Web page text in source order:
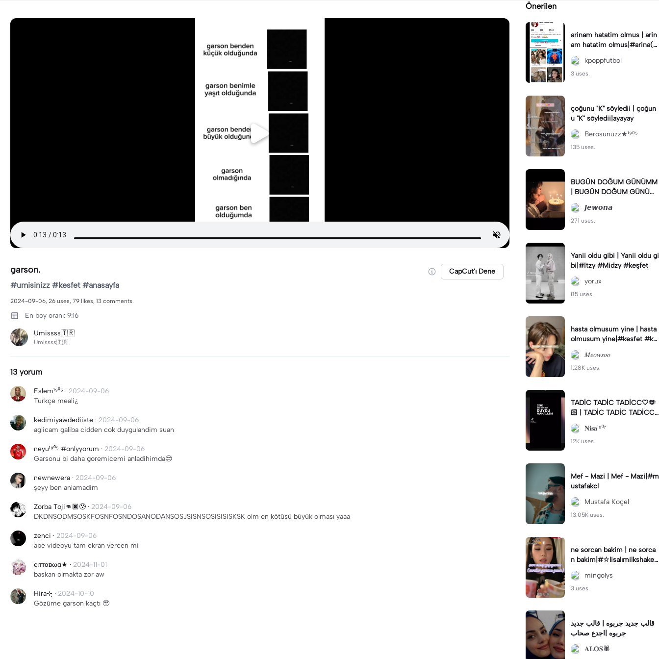
garson. CapCut'ı Dene
#umisinizz #kesfet #anasayfa
2024-09-06, 26 uses, 79 likes, 13 comments.
En boy oranı: 9:16
Umissss🇹🇷
Umissss🇹🇷
13 yorum
Eslem¹⁹⁰⁵ · 2024-09-06
Türkçe meali¿
kedimiyawdediiste · 2024-09-06
aglicam galiba cidden cok duygulandim suan
neyu¹⁹⁰⁵ #onlyyorum · 2024-09-06
Garsonu bi daha goremicemi anladihimda😔
newnewera · 2024-09-06
şeyy ben anlamadim
Zorba Toji👊🏿😰 · 2024-09-06
DKDNSODMSOSKFOSNFOSNDOSANODANSOSJSISNSOSISISISKSK olm en kötüsü büyük olması yaaa
zenci · 2024-09-06
abe videoyu tam ekran vercen mi
єιттαвωα★ · 2024-11-01
baskan olmakta zor aw
Hira⊹ฺ · 2024-10-10
Gözüme garson kaçtı 🥹
Önerilen
arinam hatatim olmus | arin
am hatatim olmus|#arina(s
ana's wife)
kpoppfutbol
3 uses.
çoğunu "K" söyledii | çoğun
u "K" söyledii|ayayay
Berosunuzz★¹⁹⁰⁵
135 uses.
BUGÜN DOĞUM GÜNÜMM
| BUGÜN DOĞUM GÜNÜM
M |YA BARİ BUGÜN LİNÇ Bİ
LDİRİMİ GELMESİN ;(
𝙅𝙚𝙬𝙤𝙣𝙖
271 uses.
Yanii oldu gibi | Yanii oldu gi
bi|#Itzy #Midzy #keşfet
yorux
85 uses.
hasta olmusum yine | hasta
olmusum yine|#kesfet #ke
şfetbeniöneçıkar #azwsoot
eam #kesfetteyiz
𝑀𝑒𝑜𝑤𝑠𝑜𝑜
1.28K uses.
TADİC TADİC TADİCC🤍🫶
🏻 | TADİC TADİC TADİCC
🤍🫶🏻|🤍
𝐍𝐢𝐬𝐚¹⁹⁰⁷
12K uses.
Mef - Mazi | Mef - Mazi|#m
ustafakcl
Mustafa Koçel
13.05K uses.
ne sorcan bakim | ne sorca
n bakim|#☆lisalımilkshake
☆ #kesfetbeniönecikar #k
esfetkesfetkes
mingolys
3 uses.
قالب جديد جربوه | قالب جديد
جربوه |اجدع صحاب
𝐀𝐋𝐎𝐒🕷️